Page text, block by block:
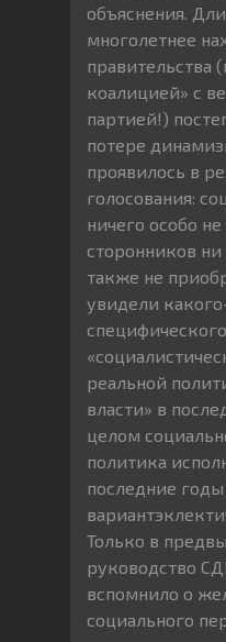
объяснения.
многолетнее
правительства
коалицией» с
партией!)
потере
проявилось в
голосования:
ничего особо
сторонников ни
также не
увидели
специфического
реальной
власти» в
целом
политика
последние
Только в
руководство
вспомнило о
социального